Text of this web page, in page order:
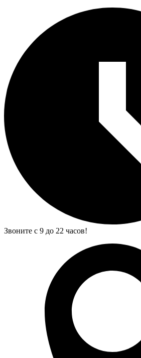
Звоните с 9 до 22 часов!